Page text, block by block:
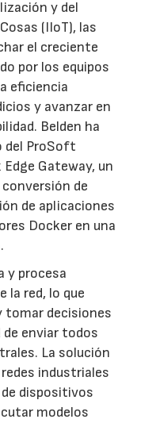
y del
(IIoT), las
el creciente
por los equipos
eficiencia
y avanzar en
Belden ha
del ProSoft
Gateway, un
de
de aplicaciones
Docker en una
y procesa
la red, lo que
tomar decisiones
enviar todos
La solución
industriales
dispositivos
modelos